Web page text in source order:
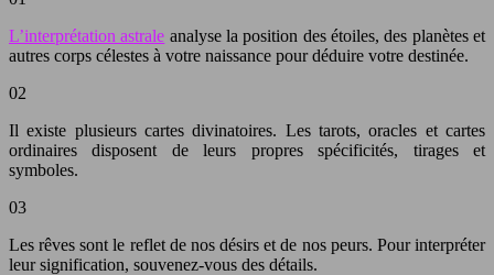
L’interprétation astrale analyse la position des étoiles, des planètes et
autres corps célestes à votre naissance pour déduire votre destinée.
02
Il existe plusieurs cartes divinatoires. Les tarots, oracles et cartes
ordinaires disposent de leurs propres spécificités, tirages et
symboles.
03
Les rêves sont le reflet de nos désirs et de nos peurs. Pour interpréter
leur signification, souvenez-vous des détails.